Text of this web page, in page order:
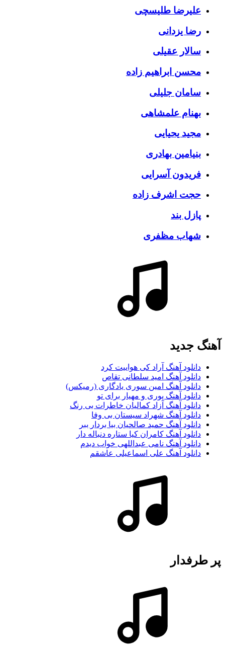
علیرضا طلیسچی
رضا یزدانی
سالار عقیلی
محسن ابراهیم زاده
سامان جلیلی
بهنام علمشاهی
مجید یحیایی
بنیامین بهادری
فریدون آسرایی
حجت اشرف زاده
پازل بند
شهاب مظفری
آهنگ جديد
دانلود آهنگ آراد کی هواییت کرد
دانلود آهنگ امید سلطانی تقاص
دانلود آهنگ امین سوری یادگاری (رمیکس)
دانلود آهنگ پوری و مهیار برای تو
دانلود آهنگ آزاد کمالیان خاطرات بی رنگ
دانلود آهنگ شهراد سیستان بی وفا
دانلود آهنگ حمید صالحیان بیا بردار ببر
دانلود آهنگ کامران کیا ستاره دنباله دار
دانلود آهنگ نامی عبداللهی خواب دیدم
دانلود آهنگ علی اسماعیلی عاشقم
پر طرفدار